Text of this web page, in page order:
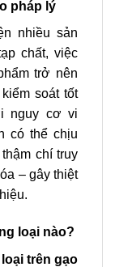
pháp lý
nhiều sản
chất, việc
trở nên
soát tốt
nguy cơ vi
có thể chịu
chí truy
– gây thiệt
loại nào?
trên gạo